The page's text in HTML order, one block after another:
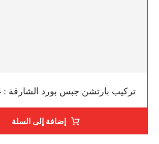
تركيب بارتشن جبس بورد الشارقة : 0542860584
إضافة إلى السلة